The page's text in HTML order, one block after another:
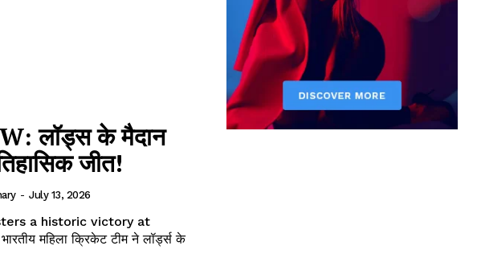
लॉड्स के मैदान
जीत!
- July 13, 2026
a historic victory at